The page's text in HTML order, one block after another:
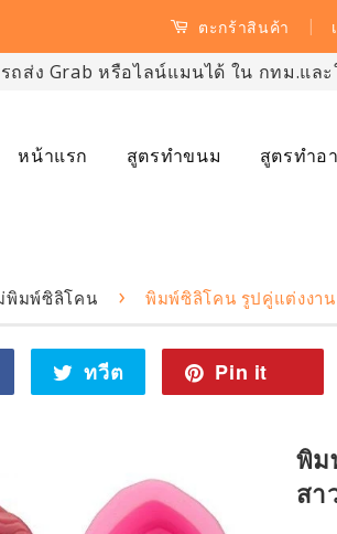
ตะกร้าสินค้า |
ส่ง Grab หรือไลน์แมนได้ ใน กทม.และ
หน้าแรก สูตรทำขนม สูตรทำอ
พิมพ์ซิลิโคน › พิมพ์ซิลิโคน รูปคู่แต่งงา
ทวีต
ตไป
Pin it
on
พิม
สา